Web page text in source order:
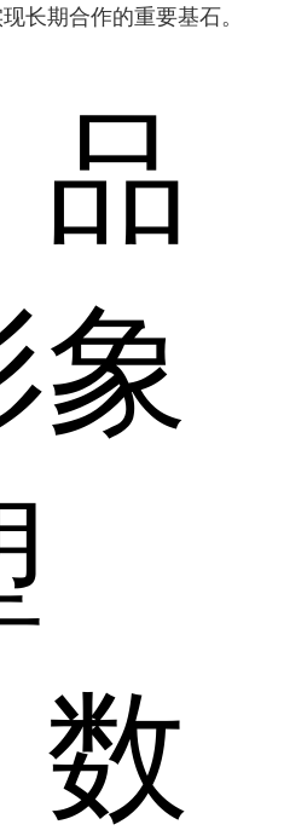
长期合作的重要基石。
品
象
数